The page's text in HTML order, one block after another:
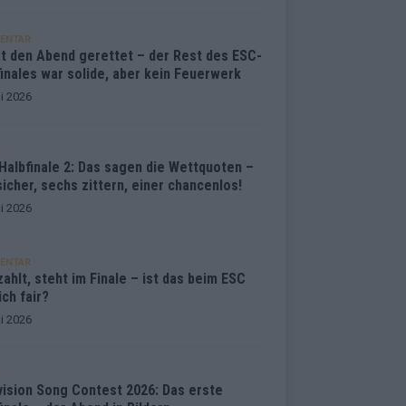
den Abend gerettet – der Rest des ESC-
war solide, aber kein Feuerwerk
2026
2: Das sagen die Wettquoten –
sechs zittern, einer chancenlos!
2026
steht im Finale – ist das beim ESC
fair?
2026
Song Contest 2026: Das erste